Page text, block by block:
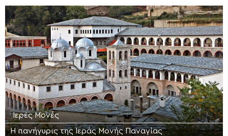
Ιερές Μονές
Η πανήγυρις της Ιεράς Μονής Παναγίας